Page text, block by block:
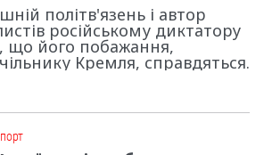
політв'язень і автор
російському диктатору
що його побажання,
Кремля, справдяться.